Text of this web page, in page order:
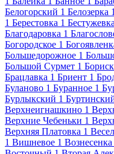
Белогорский 1 Белозерка 1
1 Берестовка 1 Бестужевка
Благодаровка 1
Богородское 1
Большедорожное 1
Большой Сурмет 1
Брацлавка 1 Бриент 1
Буланово 1 Буранное 1
Бурлыкский 1
Верхнеигнашкино 1
Верхние Чебеньки 1
Верхняя Платовка 1
1 Вишневое 1 Вознесенка